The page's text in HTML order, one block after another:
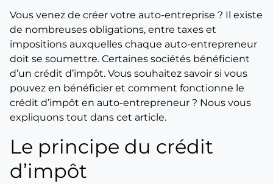
Vous venez de créer votre auto-entreprise ? Il existe
de nombreuses obligations, entre taxes et
impositions auxquelles chaque auto-entrepreneur
doit se soumettre. Certaines sociétés bénéficient
d’un crédit d’impôt. Vous souhaitez savoir si vous
pouvez en bénéficier et comment fonctionne le
crédit d’impôt en auto-entrepreneur ? Nous vous
expliquons tout dans cet article.
Le principe du crédit
d’impôt